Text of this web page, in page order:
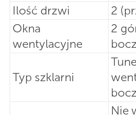
Ilość drzwi
2
Okna
wentylacyjne
2
Typ szklarni
Nie